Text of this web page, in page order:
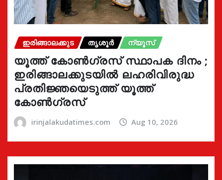
ഇരിങ്ങാലക്കുട തൃശൂർ ന്യൂസ്
യൂത്ത് കോൺഗ്രസ്‌ സ്ഥാപക ദിനം ;
ഇരിങ്ങാലക്കുടയിൽ ലഹരിവിരുദ്ധ
പ്രതിജ്ഞയെടുത്ത് യൂത്ത്
കോൺഗ്രസ്
irinjalakudatimes.com Aug 10, 2026